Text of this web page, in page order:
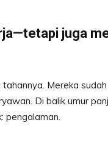
juga
Mereka
Di balik umur
pengalaman.